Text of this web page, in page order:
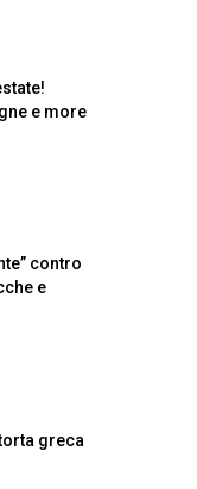
e more
contro
e
greca